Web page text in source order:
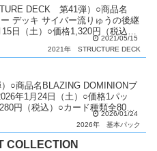
DECK 第41弾）○商品名
デッキ サイバー流りゅうの後継
日（土）○価格1,320円（税込）
2021/05/15
2021年
STRUCTURE DECK
○商品名BLAZING DOMINIONブ
年1月24日（土）○価格1パッ
円（税込）○カード種類全80種
2026/01/24
2026年
基本パック
COLLECTION